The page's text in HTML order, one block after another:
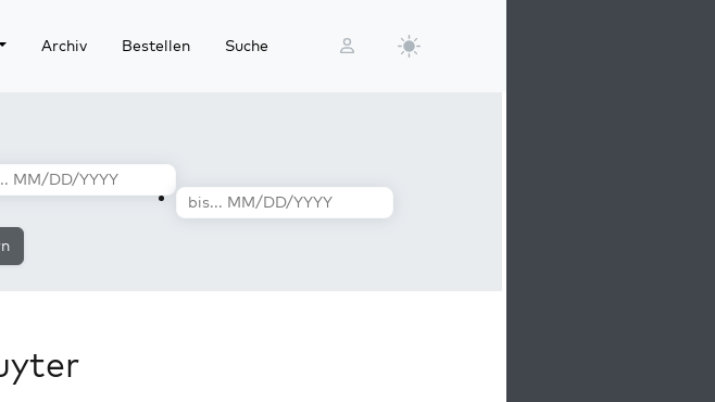
Archiv Bestellen Suche